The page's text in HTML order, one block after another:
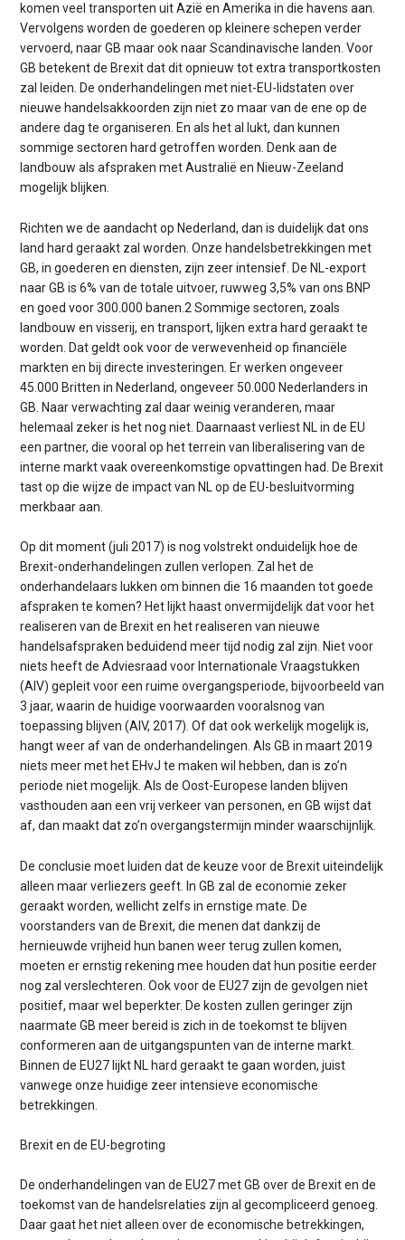
komen veel transporten uit Azië en Amerika in die havens aan.
Vervolgens worden de goederen op kleinere schepen verder
vervoerd, naar GB maar ook naar Scandinavische landen. Voor
GB betekent de Brexit dat dit opnieuw tot extra transportkosten
zal leiden. De onderhandelingen met niet-EU-lidstaten over
nieuwe handelsakkoorden zijn niet zo maar van de ene op de
andere dag te organiseren. En als het al lukt, dan kunnen
sommige sectoren hard getroffen worden. Denk aan de
landbouw als afspraken met Australië en Nieuw-Zeeland
mogelijk blijken.
Richten we de aandacht op Nederland, dan is duidelijk dat ons
land hard geraakt zal worden. Onze handelsbetrekkingen met
GB, in goederen en diensten, zijn zeer intensief. De NL-export
naar GB is 6% van de totale uitvoer, ruwweg 3,5% van ons BNP
en goed voor 300.000 banen.2 Sommige sectoren, zoals
landbouw en visserij, en transport, lijken extra hard geraakt te
worden. Dat geldt ook voor de verwevenheid op financiële
markten en bij directe investeringen. Er werken ongeveer
45.000 Britten in Nederland, ongeveer 50.000 Nederlanders in
GB. Naar verwachting zal daar weinig veranderen, maar
helemaal zeker is het nog niet. Daarnaast verliest NL in de EU
een partner, die vooral op het terrein van liberalisering van de
interne markt vaak overeenkomstige opvattingen had. De Brexit
tast op die wijze de impact van NL op de EU-besluitvorming
merkbaar aan.
Op dit moment (juli 2017) is nog volstrekt onduidelijk hoe de
Brexit-onderhandelingen zullen verlopen. Zal het de
onderhandelaars lukken om binnen die 16 maanden tot goede
afspraken te komen? Het lijkt haast onvermijdelijk dat voor het
realiseren van de Brexit en het realiseren van nieuwe
handelsafspraken beduidend meer tijd nodig zal zijn. Niet voor
niets heeft de Adviesraad voor Internationale Vraagstukken
(AIV) gepleit voor een ruime overgangsperiode, bijvoorbeeld van
3 jaar, waarin de huidige voorwaarden vooralsnog van
toepassing blijven (AIV, 2017). Of dat ook werkelijk mogelijk is,
hangt weer af van de onderhandelingen. Als GB in maart 2019
niets meer met het EHvJ te maken wil hebben, dan is zo’n
periode niet mogelijk. Als de Oost-Europese landen blijven
vasthouden aan een vrij verkeer van personen, en GB wijst dat
af, dan maakt dat zo’n overgangstermijn minder waarschijnlijk.
De conclusie moet luiden dat de keuze voor de Brexit uiteindelijk
alleen maar verliezers geeft. In GB zal de economie zeker
geraakt worden, wellicht zelfs in ernstige mate. De
voorstanders van de Brexit, die menen dat dankzij de
hernieuwde vrijheid hun banen weer terug zullen komen,
moeten er ernstig rekening mee houden dat hun positie eerder
nog zal verslechteren. Ook voor de EU27 zijn de gevolgen niet
positief, maar wel beperkter. De kosten zullen geringer zijn
naarmate GB meer bereid is zich in de toekomst te blijven
conformeren aan de uitgangspunten van de interne markt.
Binnen de EU27 lijkt NL hard geraakt te gaan worden, juist
vanwege onze huidige zeer intensieve economische
betrekkingen.
Brexit en de EU-begroting
De onderhandelingen van de EU27 met GB over de Brexit en de
toekomst van de handelsrelaties zijn al gecompliceerd genoeg.
Daar gaat het niet alleen over de economische betrekkingen,